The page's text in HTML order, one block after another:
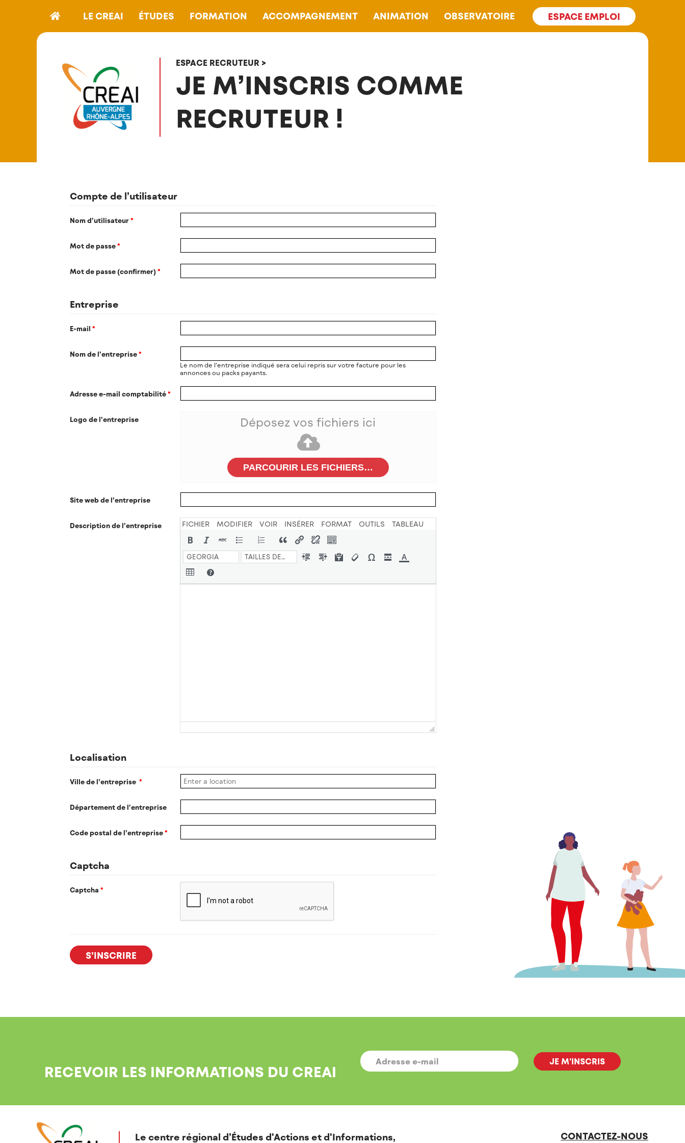
LE CREAI ÉTUDES FORMATION ACCOMPAGNEMENT ANIMATION OBSERVATOIRE ESPACE EMPLOI
ESPACE RECRUTEUR >
JE M’INSCRIS COMME
RECRUTEUR !
Compte de l’utilisateur
Nom d’utilisateur*
Mot de passe*
Mot de passe (confirmer)*
Entreprise
E-mail *
Nom de l’entreprise*
Le nom de l’entreprise indiqué sera celui repris sur votre facture pour les
annonces ou packs payants.
Adresse e-mail comptabilité*
Logo de l’entreprise Déposez vos fichiers ici
PARCOURIR LES FICHIERS…
Site web de l’entreprise
Description de l’entreprise FICHIER MODIFIER VOIR INSÉRER FORMAT OUTILS TABLEAU
GEORGIA TAILLES DE LA POLICE
Localisation
Ville de l’entreprise *
Département de l’entreprise
Code postal de l’entreprise*
Captcha
Captcha *
RECEVOIR LES INFORMATIONS DU CREAI
E-
MAIL *
Le centre régional d’Études d'Actions et d'Informations, CONTACTEZ-NOUS